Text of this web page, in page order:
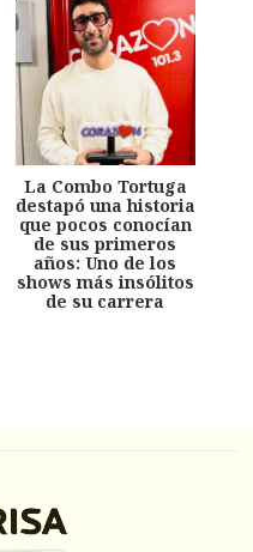
La Combo Tortuga
destapó una historia
que pocos conocían
de sus primeros
años: Uno de los
shows más insólitos
de su carrera